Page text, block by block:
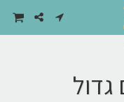
גדול